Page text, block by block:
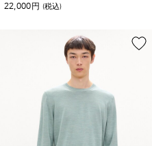
22,000 円 (税込)